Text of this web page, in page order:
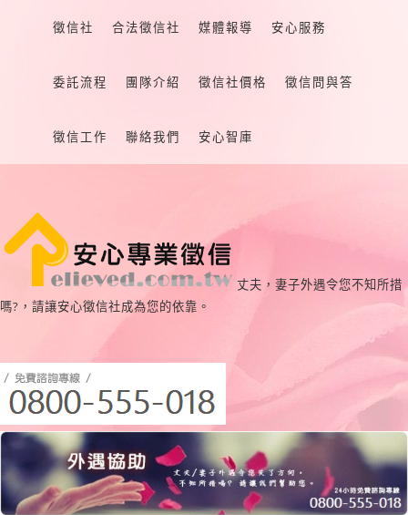
徵信社 合法徵信社 媒體報導 安心服務
委託流程 團隊介紹 徵信社價格 徵信問與答
徵信工作 聯絡我們 安心智庫
丈夫，妻子外遇令您不知所措
嗎?，請讓安心徵信社成為您的依靠。